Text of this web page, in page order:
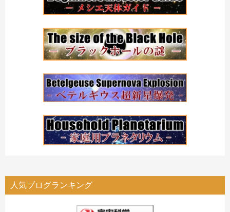
人気ブログランキング